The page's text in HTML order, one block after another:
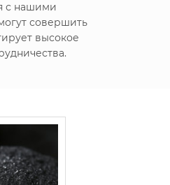
с нашими
совершить
высокое